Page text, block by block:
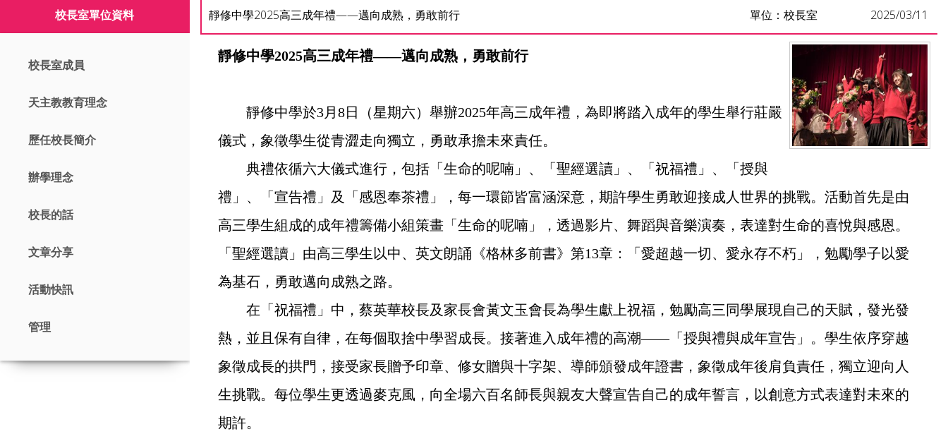
校長室單位資料
校長室成員
天主教教育理念
歷任校長簡介
辦學理念
校長的話
文章分享
活動快訊
管理
靜修中學2025高三成年禮——邁向成熟，勇敢前行 單位：校長室 2025/03/11
靜修中學2025高三成年禮——邁向成熟，勇敢前行
靜修中學於3月8日（星期六）舉辦2025年高三成年禮，為即將踏入成年的學生舉行莊嚴
儀式，象徵學生從青澀走向獨立，勇敢承擔未來責任。
典禮依循六大儀式進行，包括「生命的呢喃」、「聖經選讀」、「祝福禮」、「授與
禮」、「宣告禮」及「感恩奉茶禮」，每一環節皆富涵深意，期許學生勇敢迎接成人世界的挑戰。活動首先是由
高三學生組成的成年禮籌備小組策畫「生命的呢喃」，透過影片、舞蹈與音樂演奏，表達對生命的喜悅與感恩。
「聖經選讀」由高三學生以中、英文朗誦《格林多前書》第13章：「愛超越一切、愛永存不朽」，勉勵學子以愛
為基石，勇敢邁向成熟之路。
在「祝福禮」中，蔡英華校長及家長會黃文玉會長為學生獻上祝福，勉勵高三同學展現自己的天賦，發光發
熱，並且保有自律，在每個取捨中學習成長。接著進入成年禮的高潮——「授與禮與成年宣告」。學生依序穿越
象徵成長的拱門，接受家長贈予印章、修女贈與十字架、導師頒發成年證書，象徵成年後肩負責任，獨立迎向人
生挑戰。每位學生更透過麥克風，向全場六百名師長與親友大聲宣告自己的成年誓言，以創意方式表達對未來的
期許。